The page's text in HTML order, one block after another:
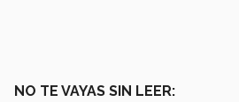
NO TE VAYAS SIN LEER: